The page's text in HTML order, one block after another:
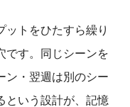
ットをひたすら繰り
です。同じシーンを
ン・翌週は別のシー
という設計が、記憶